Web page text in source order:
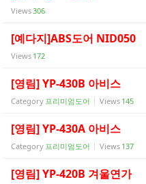
Views306
[예다지]ABS도어 NID050
Views 172
[영림] YP-430B 아비스
Category 프리미엄도어 Views 145
[영림] YP-430A 아비스
Category 프리미엄도어 Views 137
[영림] YP-420B 겨울연가